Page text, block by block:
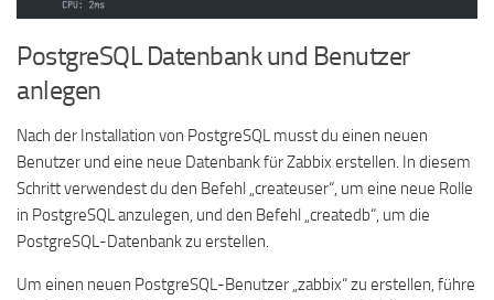
PostgreSQL Datenbank und Benutzer
anlegen
Nach der Installation von PostgreSQL musst du einen neuen
Benutzer und eine neue Datenbank für Zabbix erstellen. In diesem
Schritt verwendest du den Befehl „createuser“, um eine neue Rolle
in PostgreSQL anzulegen, und den Befehl „createdb“, um die
PostgreSQL-Datenbank zu erstellen.
Um einen neuen PostgreSQL-Benutzer „zabbix“ zu erstellen, führe